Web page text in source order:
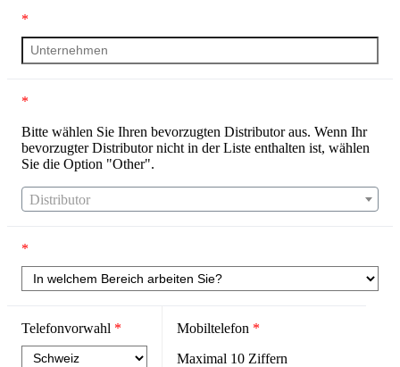
*
*
Bitte wählen Sie Ihren bevorzugten Distributor aus. Wenn Ihr
bevorzugter Distributor nicht in der Liste enthalten ist, wählen
Sie die Option "Other".
Distributor
*
Telefonvorwahl * Mobiltelefon *
Maximal 10Ziffern